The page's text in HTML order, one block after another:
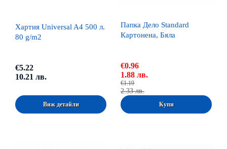
Хартия Universal A4 500 л.
80 g/m2
€5.22
10.21 лв.
Виж детайли
Папка Дело Standard
Картонена, Бяла
€0.96
1.88 лв.
€1.19
2.33 лв.